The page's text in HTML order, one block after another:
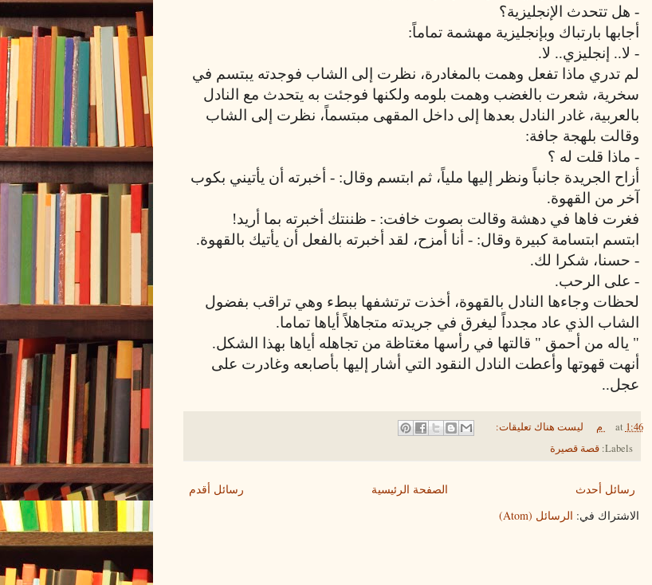
- هل تتحدث الإنجليزية؟
أجابها بارتباك وبإنجليزية مهشمة تماماً:
- لا.. إنجليزي.. لا.
لم تدري ماذا تفعل وهمت بالمغادرة، نظرت إلى الشاب فوجدته يبتسم في
سخرية، شعرت بالغضب وهمت بلومه ولكنها فوجئت به يتحدث مع النادل
بالعربية، غادر النادل بعدها إلى داخل المقهى مبتسماً، نظرت إلى الشاب
وقالت بلهجة جافة:
- ماذا قلت له ؟
أزاح الجريدة جانباً ونظر إليها ملياً، ثم ابتسم وقال: - أخبرته أن يأتيني بكوب
آخر من القهوة.
فغرت فاها في دهشة وقالت بصوت خافت: - ظننتك أخبرته بما أريد!
ابتسم ابتسامة كبيرة وقال: - أنا أمزح، لقد أخبرته بالفعل أن يأتيك بالقهوة.
- حسنا، شكرا لك.
- على الرحب.
لحظات وجاءها النادل بالقهوة، أخذت ترتشفها ببطء وهي تراقب بفضول
الشاب الذي عاد مجدداً ليغرق في جريدته متجاهلاً أياها تماما.
" ياله من أحمق " قالتها في رأسها مغتاظة من تجاهله أياها بهذا الشكل.
أنهت قهوتها وأعطت النادل النقود التي أشار إليها بأصابعه وغادرت على
عجل..
at 1:46 م
ليست هناك تعليقات:
Labels: قصة قصيرة
رسائل أحدث رسائل أقدم
الصفحة الرئيسية
الاشتراك في: الرسائل (Atom)